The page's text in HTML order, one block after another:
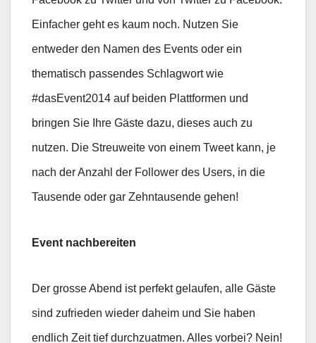
Einfacher geht es kaum noch. Nutzen Sie
entweder den Namen des Events oder ein
thematisch passendes Schlagwort wie
#dasEvent2014 auf beiden Plattformen und
bringen Sie Ihre Gäste dazu, dieses auch zu
nutzen. Die Streuweite von einem Tweet kann, je
nach der Anzahl der Follower des Users, in die
Tausende oder gar Zehntausende gehen!
Event nachbereiten
Der grosse Abend ist perfekt gelaufen, alle Gäste
sind zufrieden wieder daheim und Sie haben
endlich Zeit tief durchzuatmen. Alles vorbei? Nein!